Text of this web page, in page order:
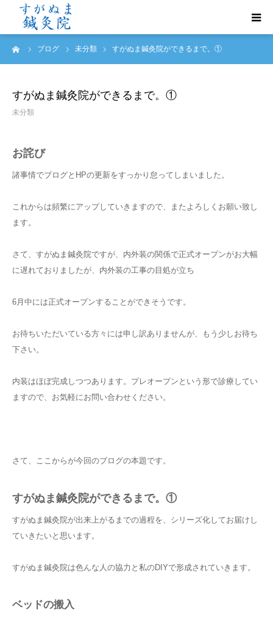
ブログ 未分類 すがぬま鍼灸院ができるまで。①
すがぬま鍼灸院ができるまで。①
未分類
お詫び
諸事情でブログとHPの更新をすっかり怠ってしまいました。
これからは頻繁にアップしていきますので、またよろしくお願い致し
ます。
さて、すがぬま鍼灸院ですが、内外装の関係で正式オープンがお大幅
に遅れておりましたが、内外装の工事の目処が立ち
6月中には正式オープンすることができそうです。
お待ちいただいている方々には申し訳ありませんが、もう少しお待ち
下さい。
内装はほぼ完成しつつあります。プレオープンという形で診療してい
ますので、お気軽にお問い合わせください。
さて、ここからが今回のブログの本題です。
すがぬま鍼灸院ができるまで。①
すがぬま鍼灸院が出来上がるまでの過程を、シリーズ化してお届けし
ていきたいと思います。
すがぬま鍼灸院は色んな人の協力と私のDIYで形成されていきます。
ベッドの搬入
初めての方へ
よくあるご質問
症例報告